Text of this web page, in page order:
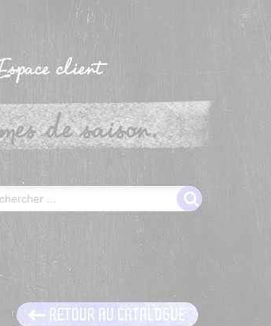
client
de saison.
RETOUR AU CATALOGUE